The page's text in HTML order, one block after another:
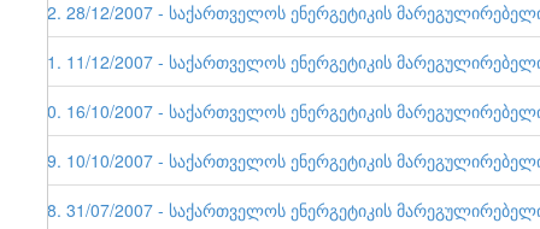
22. 28/12/2007 - საქართველოს ენერგეტიკის
21. 11/12/2007 - საქართველოს ენერგეტიკის
20. 16/10/2007 - საქართველოს ენერგეტიკის
19. 10/10/2007 - საქართველოს ენერგეტიკის
18. 31/07/2007 - საქართველოს ენერგეტიკის